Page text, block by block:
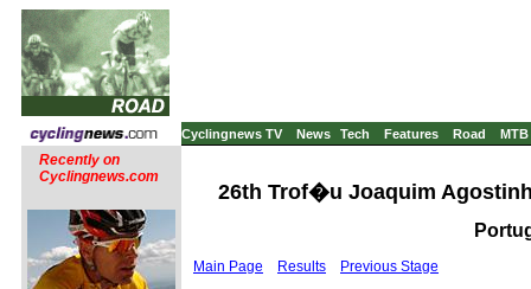
Cyclingnews TV News Tech Features Road MTB
Recently on
Cyclingnews.com
26th Trof�u Joaquim
Main Page Results Previous Stage